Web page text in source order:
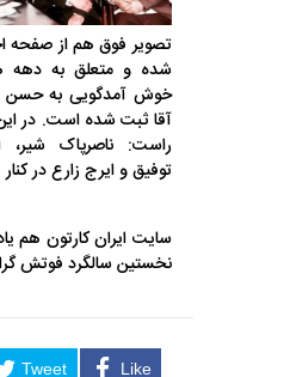
تصویر فوق هم از صفحه
شده و متعلق به دهه
خوش آمدگویی به حسن
آقا ثبت شده است. در
راست: ناصرپاک شیر،
توفیق و ایرج زارع در
سایت ایران کارتون هم
نخستین سالگرد فوتش
Tweet Like